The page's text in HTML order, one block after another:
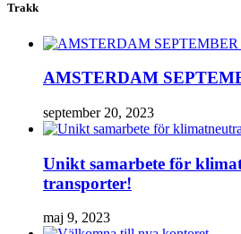
Trakk
AMSTERDAM
september 20, 2023
Unikt samarbete för
transporter!
maj 9, 2023